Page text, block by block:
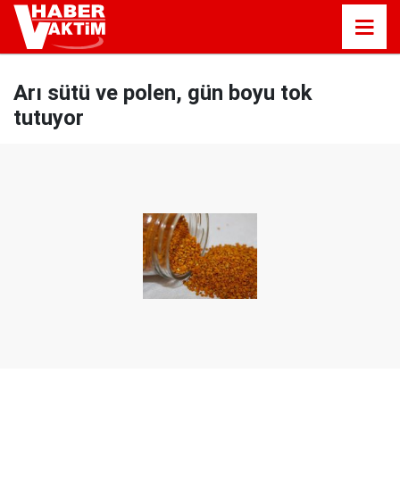
Arı sütü ve polen, gün boyu tok
tutuyor